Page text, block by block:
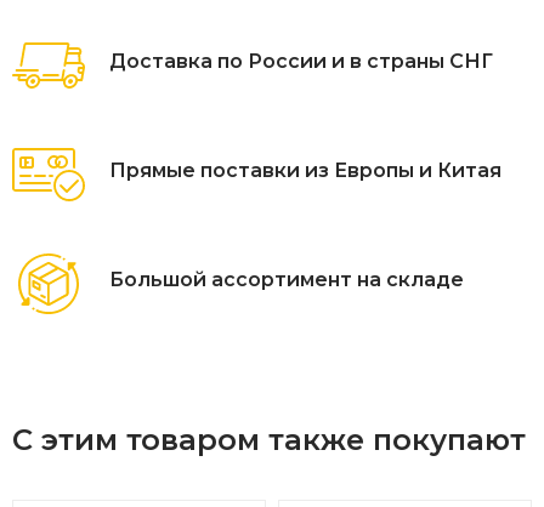
Доставка по России и в страны СНГ
Прямые поставки из Европы и Китая
Большой ассортимент на складе
С этим товаром также покупают